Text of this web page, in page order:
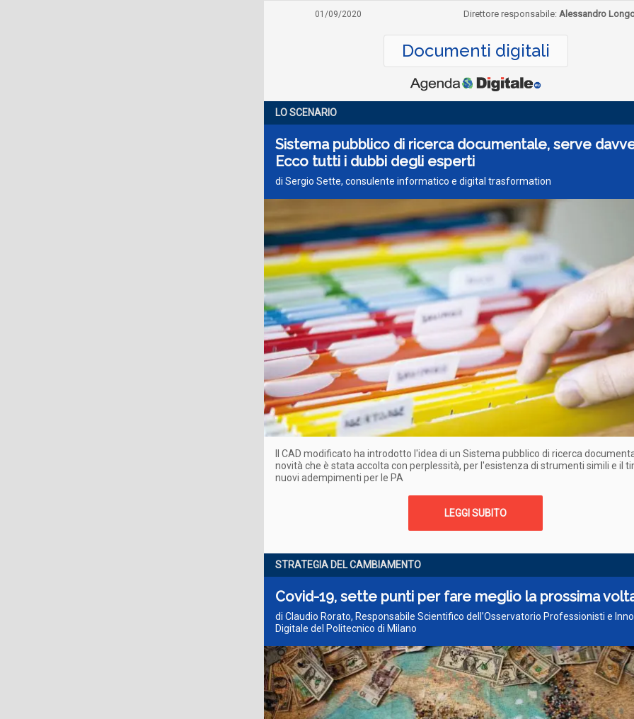
01/09/2020 Direttore responsabile: Alessandro
Documenti digitali
LO SCENARIO
Sistema pubblico di ricerca documentale, serve
Ecco tutti i dubbi degli esperti
di Sergio Sette, consulente informatico e digital trasformation
Il CAD modificato ha introdotto l'idea di un Sistema pubblico di ricerca
novità che è stata accolta con perplessità, per l'esistenza di strumenti simili e il
nuovi adempimenti per le PA
LEGGI SUBITO
STRATEGIA DEL CAMBIAMENTO
Covid-19, sette punti per fare meglio la prossima
di Claudio Rorato, Responsabile Scientifico dell’Osservatorio Professionisti e
Digitale del Politecnico di Milano